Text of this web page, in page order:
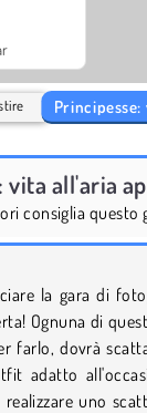
vita all'aria
consiglia questo
la gara di
Ognuna di
farlo, dovrà
adatto
uno